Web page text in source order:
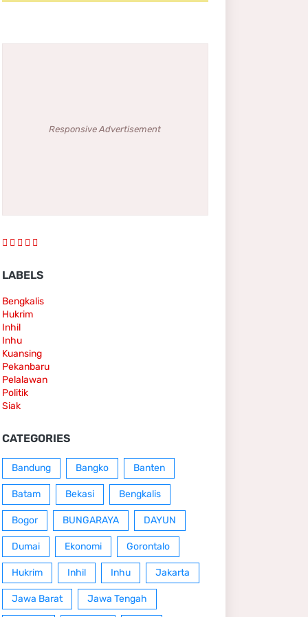
Responsive Advertisement
LABELS
Bengkalis
Hukrim
Inhil
Inhu
Kuansing
Pekanbaru
Pelalawan
Politik
Siak
CATEGORIES
Bandung Bangko Banten
Batam Bekasi Bengkalis
Bogor BUNGARAYA DAYUN
Dumai Ekonomi Gorontalo
Hukrim Inhil Inhu Jakarta
Jawa Barat Jawa Tengah